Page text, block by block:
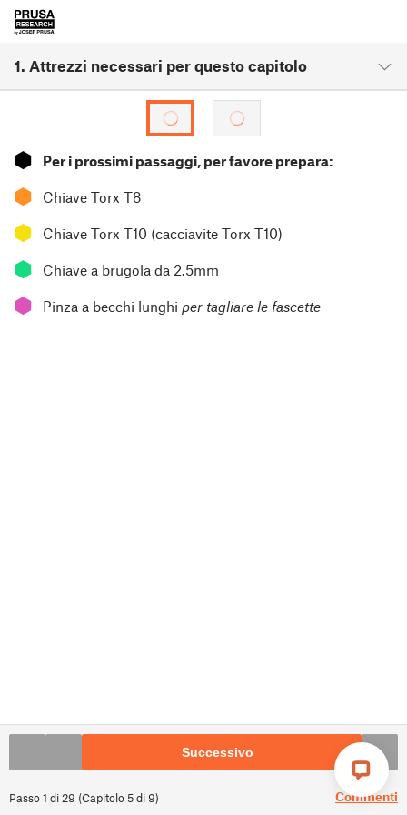
1. Attrezzi necessari per questo capitolo
Passo1 di 29 (Capitolo 5di9) Commenti
⬢ Per i prossimi passaggi, per favore prepara:
⬢ Chiave Torx T8
⬢ Chiave Torx T10 (cacciavite Torx T10)
⬢ Chiave a brugola da 2.5mm
⬢ Pinza a becchi lunghi per tagliare le fascette
Successivo